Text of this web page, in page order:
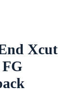
Xcut
FG